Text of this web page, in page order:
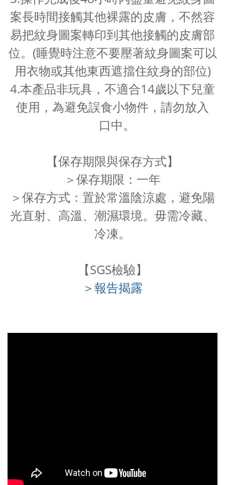
案長時間接觸其他裸露的皮膚，不然容
易把紋身圖案轉印到其他接觸的皮膚部
位。(睡覺時注意不要壓著紋身圖案可以
用衣物或其他東西遮擋住紋身的部位)
4.本產品非玩具，不適合14歲以下兒童
使用，為避免誤食小物件，請勿放入
口中。
【保存期限與保存方式】
＞保存期限：一年
＞保存方式：置於常溫陰涼處，避免陽
光直射、高溫、潮濕環境。毋需冷藏、
冷凍。
【SGS檢驗】
＞報告揭露